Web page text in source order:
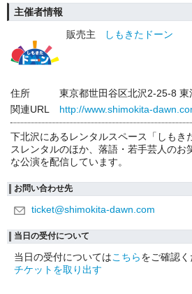
主催者情報
販売主
しもきたドーン
住所
東京都世田谷区北沢2-25-8
関連URL
http://www.shimokita-
下北沢にあるレンタルスペース「しもき
スレンタルのほか、落語・若手芸人のお
な公演を配信しています。
お問い合わせ先
ticket@shimokita-dawn.com
当日の受付について
当日の受付についてはこちらをご確認く
チケットを取り出す